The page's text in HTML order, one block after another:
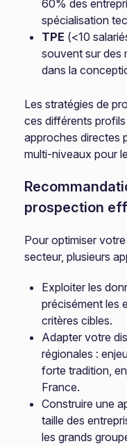
60% des
spécialisation
TPE (<10
souvent sur des
dans la
Les stratégies de
ces différents profils
approches directes
multi-niveaux pour
prospection
Pour optimiser
secteur, plusieurs
Exploiter les
précisément les
critères cibles.
Adapter votre
régionales :
forte tradition,
France.
Construire une
taille des
les grands